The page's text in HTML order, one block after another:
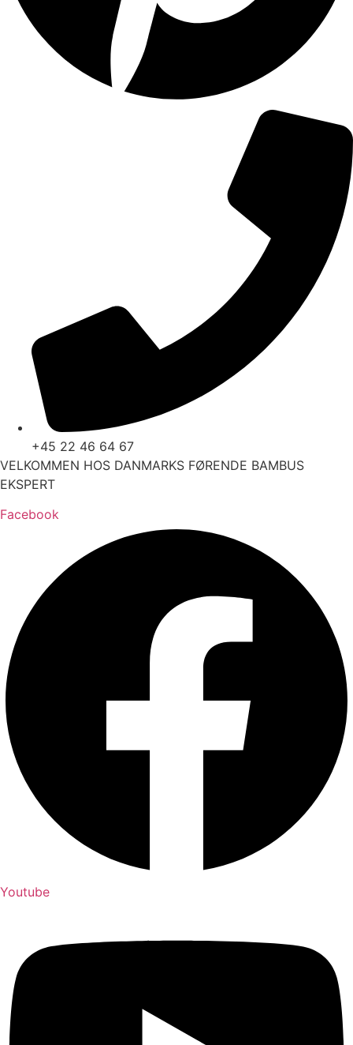
+45 22 46 64 67
VELKOMMEN HOS DANMARKS FØRENDE BAMBUS
EKSPERT
Facebook
Youtube